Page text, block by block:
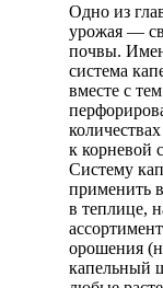
Одно из
урожая —
почвы.
система
вместе с
к корневой
Систему
применить
в теплице,
орошения
капельный